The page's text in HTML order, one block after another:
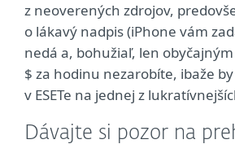
z neoverených zdrojov,
o lákavý nadpis (iPhone vám
nedá a, bohužiaľ, len
$ za hodinu nezarobíte, ibaže
v ESETe na jednej z
Dávajte si pozor na